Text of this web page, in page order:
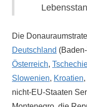
Die
Deutschland
Österreich,
Slowenien, Kroatien,
nicht-EU-Staaten